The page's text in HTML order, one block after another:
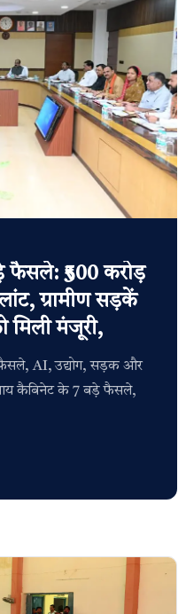
फैसले: ₹500 करोड़
ग्रामीण सड़कें
मंजूरी,
फैसले, AI, उद्योग, सड़क और
साय कैबिनेट के 7 बड़े फैसले,